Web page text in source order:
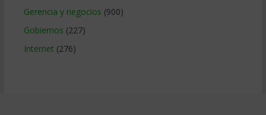
Gerencia y negocios (900)
Gobiernos (227)
Internet (276)